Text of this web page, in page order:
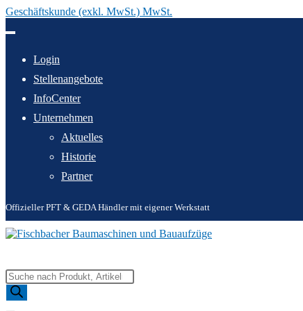
Geschäftskunde (exkl. MwSt.) MwSt.
Inhalt
Login
Stellenangebote
InfoCenter
Unternehmen
Aktuelles
Historie
Partner
Offizieller PFT & GEDA Händler mit eigener Werkstatt
Products
search